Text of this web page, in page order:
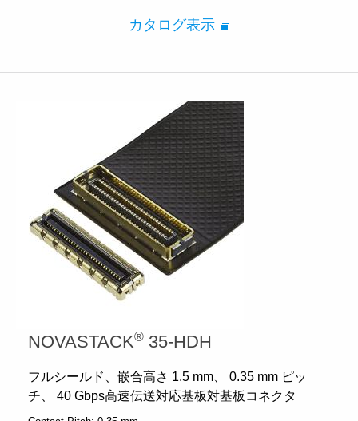
カタログ表示
NOVASTACK® 35-HDH
フルシールド、嵌合高さ 1.5 mm、 0.35 mm ピッ
チ、 40 Gbps高速伝送対応基板対基板コネクタ